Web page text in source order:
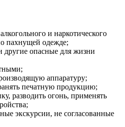
и наркотического
пахнущей одежде;
опасные для жизни
аппаратуру;
печатную продукцию;
разводить огонь, применять
экскурсии, не согласованные